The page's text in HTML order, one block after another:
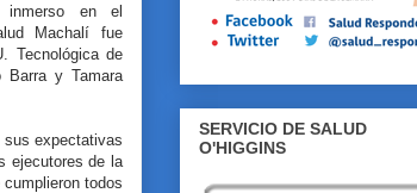
inmerso en el
Machalí fue
Tecnológica de
Barra y Tamara
expectativas
ejecutores de la
todos
SERVICIO DE SALUD
O'HIGGINS